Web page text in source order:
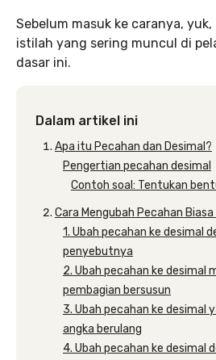
Sebelum masuk ke caranya,
istilah yang sering muncul di
dasar ini.
Dalam artikel ini
Apa itu Pecahan dan Desimal?
Pengertian pecahan desimal
Contoh soal: Tentukan
Cara Mengubah Pecahan Biasa
1. Ubah pecahan ke desimal
penyebutnya
2. Ubah pecahan ke desimal
pembagian bersusun
3. Ubah pecahan ke desimal
angka berulang
4. Ubah pecahan ke desimal